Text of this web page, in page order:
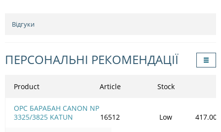
Відгуки
ПЕРСОНАЛЬНІ РЕКОМЕНДАЦІЇ
Product
OPC БАРАБАН CANON NP
3325/3825 KATUN
Article Stock
16512 Low 417.00